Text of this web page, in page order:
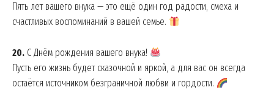
Пять лет вашего внука — это ещё один год радости, смеха и
счастливых воспоминаний в вашей семье.
20. С Днём рождения вашего внука!
Пусть его жизнь будет сказочной и яркой, а для вас он всегда
остаётся источником безграничной любви и гордости.